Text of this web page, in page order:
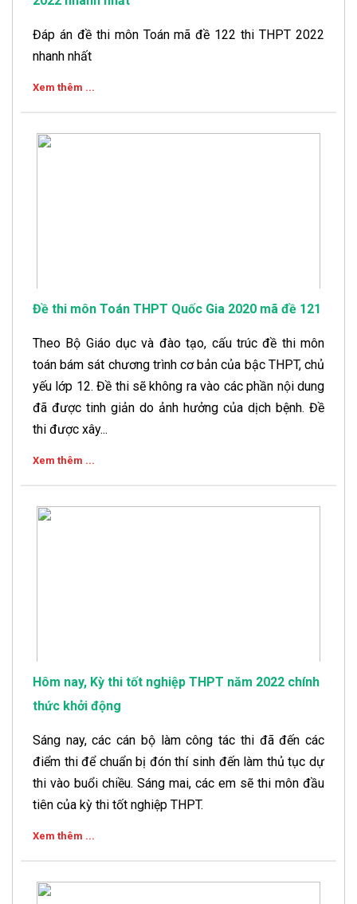
Đáp án đề thi môn Toán mã đề 122 thi THPT 2022
nhanh nhất
Xem thêm ...
Đề thi môn Toán THPT Quốc Gia 2020 mã đề 121
Theo Bộ Giáo dục và đào tạo, cấu trúc đề thi môn
toán bám sát chương trình cơ bản của bậc THPT, chủ
yếu lớp 12. Đề thi sẽ không ra vào các phần nội dung
đã được tinh giản do ảnh hưởng của dịch bệnh. Đề
thi được xây...
Xem thêm ...
Hôm nay, Kỳ thi tốt nghiệp THPT năm 2022 chính
thức khởi động
Sáng nay, các cán bộ làm công tác thi đã đến các
điểm thi để chuẩn bị đón thí sinh đến làm thủ tục dự
thi vào buổi chiều. Sáng mai, các em sẽ thi môn đầu
tiên của kỳ thi tốt nghiệp THPT.
Xem thêm ...